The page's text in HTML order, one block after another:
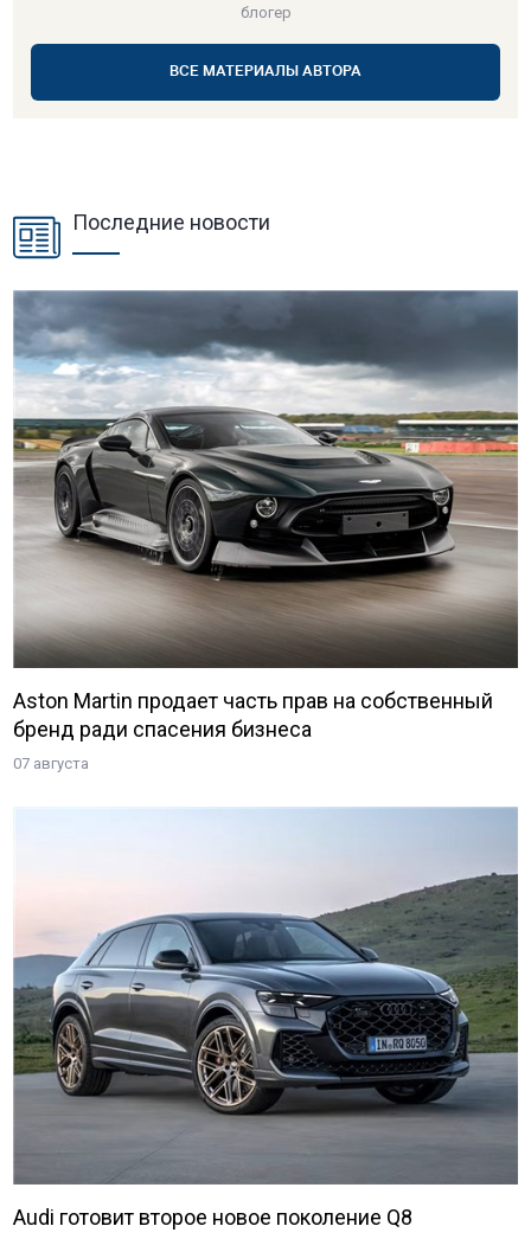
блогер
ВСЕ МАТЕРИАЛЫ АВТОРА
Последние новости
Aston Martin продает часть прав на собственный
бренд ради спасения бизнеса
07 августа
Audi готовит второе новое поколение Q8